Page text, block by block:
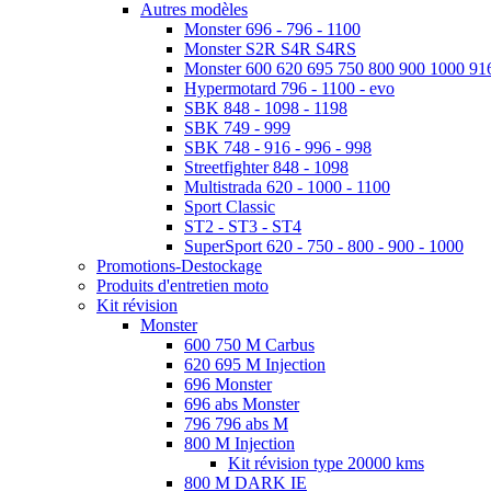
Autres modèles
Monster 696 - 796 - 1100
Monster S2R S4R S4RS
Monster 600 620 695 750 800 900 1000
Hypermotard 796 - 1100 - evo
SBK 848 - 1098 - 1198
SBK 749 - 999
SBK 748 - 916 - 996 - 998
Streetfighter 848 - 1098
Multistrada 620 - 1000 - 1100
Sport Classic
ST2 - ST3 - ST4
SuperSport 620 - 750 - 800 - 900 - 1000
Promotions-Destockage
Produits d'entretien moto
Kit révision
Monster
600 750 M Carbus
620 695 M Injection
696 Monster
696 abs Monster
796 796 abs M
800 M Injection
Kit révision type 20000 kms
800 M DARK IE